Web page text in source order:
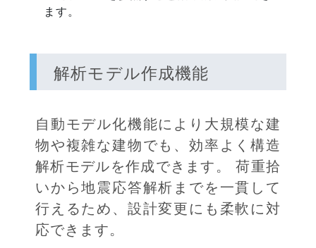
ます。
解析モデル作成機能
自動モデル化機能により大規模な建
物や複雑な建物でも、効率よく構造
解析モデルを作成できます。 荷重拾
いから地震応答解析までを一貫して
行えるため、設計変更にも柔軟に対
応できます。